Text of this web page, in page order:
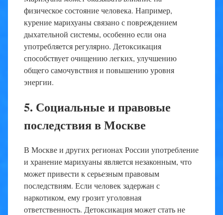
физическое состояние человека. Например,
курение марихуаны связано с повреждением
дыхательной системы, особенно если она
употребляется регулярно. Детоксикация
способствует очищению легких, улучшению
общего самочувствия и повышению уровня
энергии.
5. Социальные и правовые
последствия в Москве
В Москве и других регионах России употребление
и хранение марихуаны является незаконным, что
может привести к серьезным правовым
последствиям. Если человек задержан с
наркотиком, ему грозит уголовная
ответственность. Детоксикация может стать не